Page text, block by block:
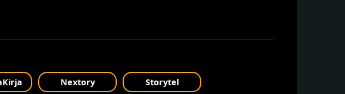
Nextory Storytel